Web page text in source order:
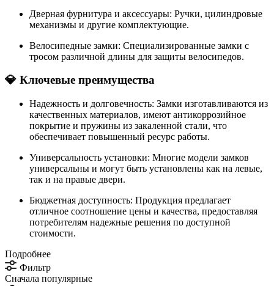
Дверная фурнитура и аксессуары: Ручки, цилиндровые
механизмы и другие комплектующие.
Велосипедные замки: Специализированные замки с
тросом различной длины для защиты велосипедов.
💎 Ключевые преимущества
Надежность и долговечность: Замки изготавливаются из
качественных материалов, имеют антикоррозийное
покрытие и пружины из закаленной стали, что
обеспечивает повышенный ресурс работы.
Универсальность установки: Многие модели замков
универсальны и могут быть установлены как на левые,
так и на правые двери.
Бюджетная доступность: Продукция предлагает
отличное соотношение цены и качества, предоставляя
потребителям надежные решения по доступной
стоимости.
Подробнее
Фильтр
Сначала популярные